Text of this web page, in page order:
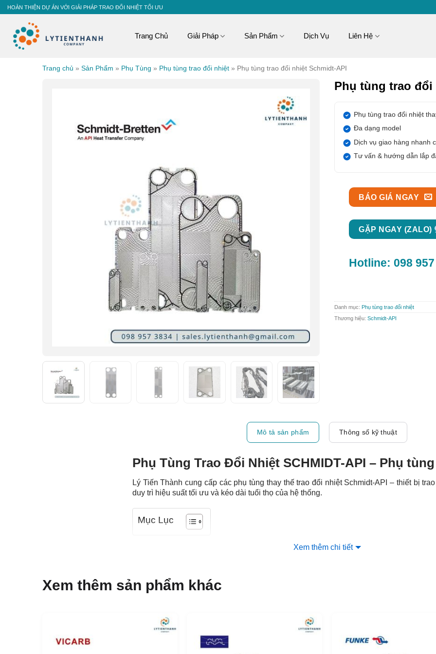
HOÀN THIỆN DỰ ÁN VỚI GIẢI PHÁP TRAO ĐỔI NHIỆT TỐI ƯU
Trang Chủ Giải Pháp Sản Phẩm Dịch Vụ Liên Hệ
Trang chủ » Sản Phẩm » Phụ Tùng » Phụ tùng trao đổi nhiệt » Phụ tùng trao đổi nhiệt Schmidt-API
Phụ tùng trao
Phụ tùng trao đổi nhiệt
Đa dạng model
Dịch vụ giao hàng nhanh
Tư vấn & hướng dẫn lắp
BÁO GIÁ NGAY
GẶP NGAY (ZALO)
Hotline: 098
Danh mục: Phụ tùng trao đổi nhiệt
Thương hiệu: Schmidt-API
Mô tả sản phẩm Thông số kỹ thuật
Phụ Tùng Trao Đổi Nhiệt SCHMIDT-API – Phụ
Lý Tiến Thành cung cấp các phụ tùng thay thế trao đổi nhiệt Schmidt-API – thiết bị
duy trì hiệu suất tối ưu và kéo dài tuổi thọ của hệ thống.
Mục Lục
tấm trao đổi nhiệt, gioăng cao su , tất cả đều được sản
Các Model thiết bị trao đổi nhiệt dạng tấm (PHE)
Sigma26 Sigma76
Xem thêm chi tiết
Xem thêm sản phẩm khác